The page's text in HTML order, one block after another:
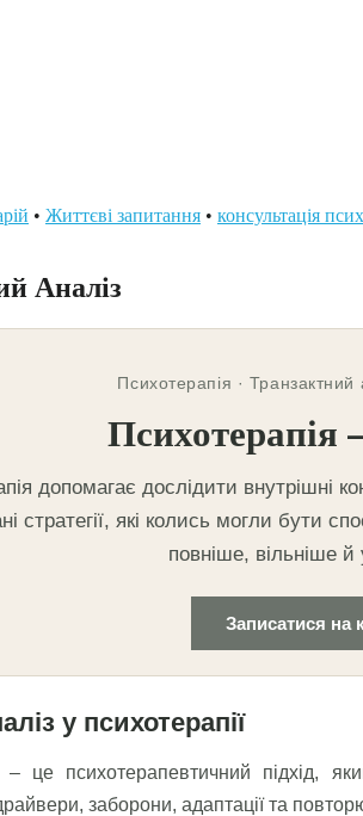
• Життєві запитання • консультація
Аналіз
Психотерапія ·
Психотерапія
допомагає дослідити внутрішні
стратегії, які колись могли бути
повніше, вільніше
Записатися на
у психотерапії
– це психотерапевтичний підхід,
заборони, адаптації та